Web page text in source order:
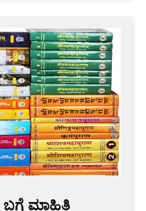
ಮಾಹಿತಿ